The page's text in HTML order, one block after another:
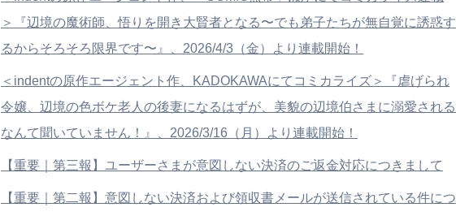
＞『辺境の魔術師、悟りを開き大賢者となる〜でも弟子たちが無自覚に誘惑す
るからそろそろ限界です〜』、2026/4/3（金）より連載開始！
＜indentの原作エージェント作、KADOKAWAにてコミカライズ＞『虐げられ
令嬢、辺境の色ボケ老人の後妻になるはずが、美貌の辺境伯さまに溺愛される
なんて聞いていません！』、2026/3/16（月）より連載開始！
【重要｜第三報】ユーザーさまが意図しない決済のご返金対応につきまして
【重要｜第二報】意図しない決済および領収書メールが送信されている件につ